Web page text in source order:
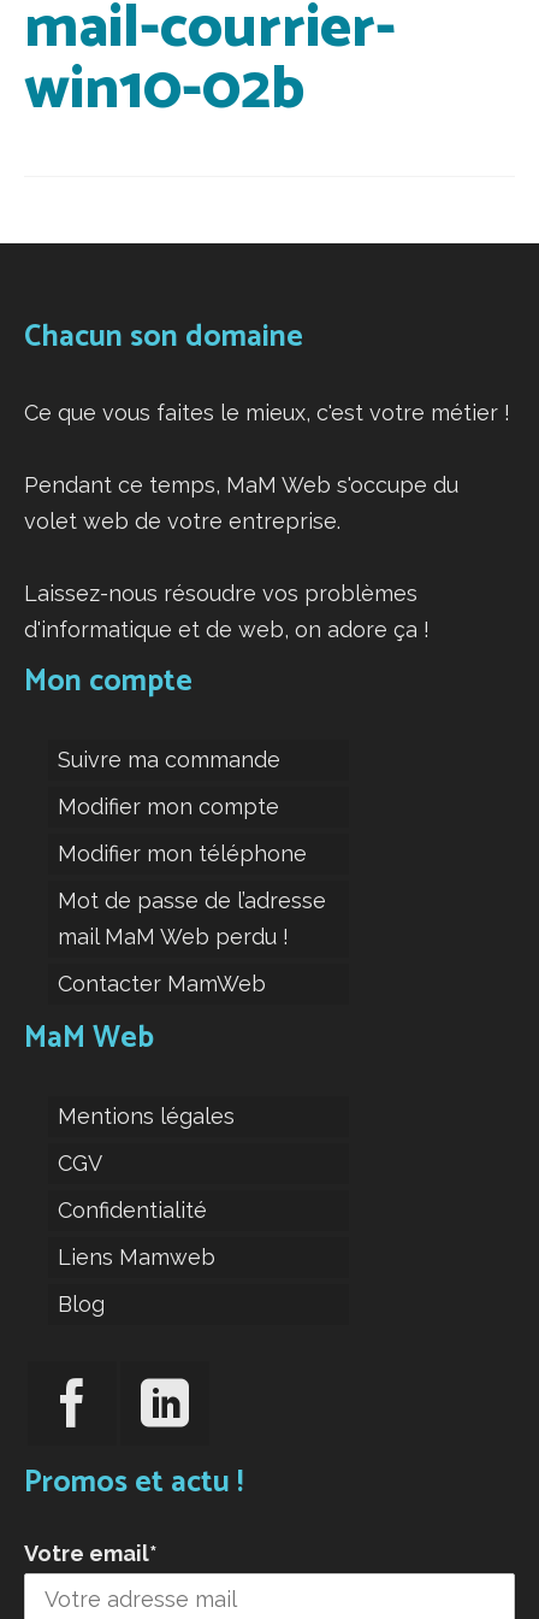
mail-courrier-
win10-02b
Chacun son domaine
Ce que vous faites le mieux, c'est votre métier !
Pendant ce temps, MaM Web s'occupe du
volet web de votre entreprise.
Laissez-nous résoudre vos problèmes
d'informatique et de web, on adore ça !
Mon compte
Suivre ma commande
Modifier mon compte
Modifier mon téléphone
Mot de passe de l’adresse
mail MaM Web perdu !
Contacter MamWeb
MaM Web
Mentions légales
CGV
Confidentialité
Liens Mamweb
Blog
Promos et actu !
Votre email*